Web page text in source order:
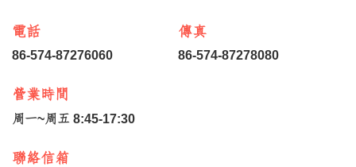
電話
86-574-87276060
傳真
86-574-87278080
營業時間
周一~周五 8:45-17:30
聯絡信箱